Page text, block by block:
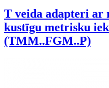
T veida adapteri ar
kustīgu metrisku
(TMM..FGM..P)